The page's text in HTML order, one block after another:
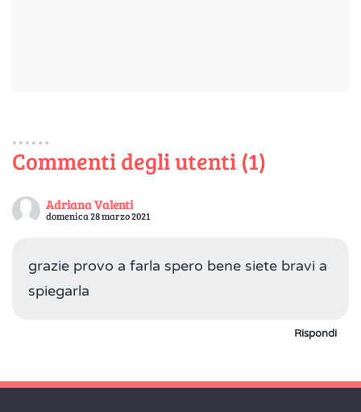
Commenti degli utenti (1)
Adriana Valenti
domenica 28 marzo 2021
grazie provo a farla spero bene siete bravi a
spiegarla
Rispondi